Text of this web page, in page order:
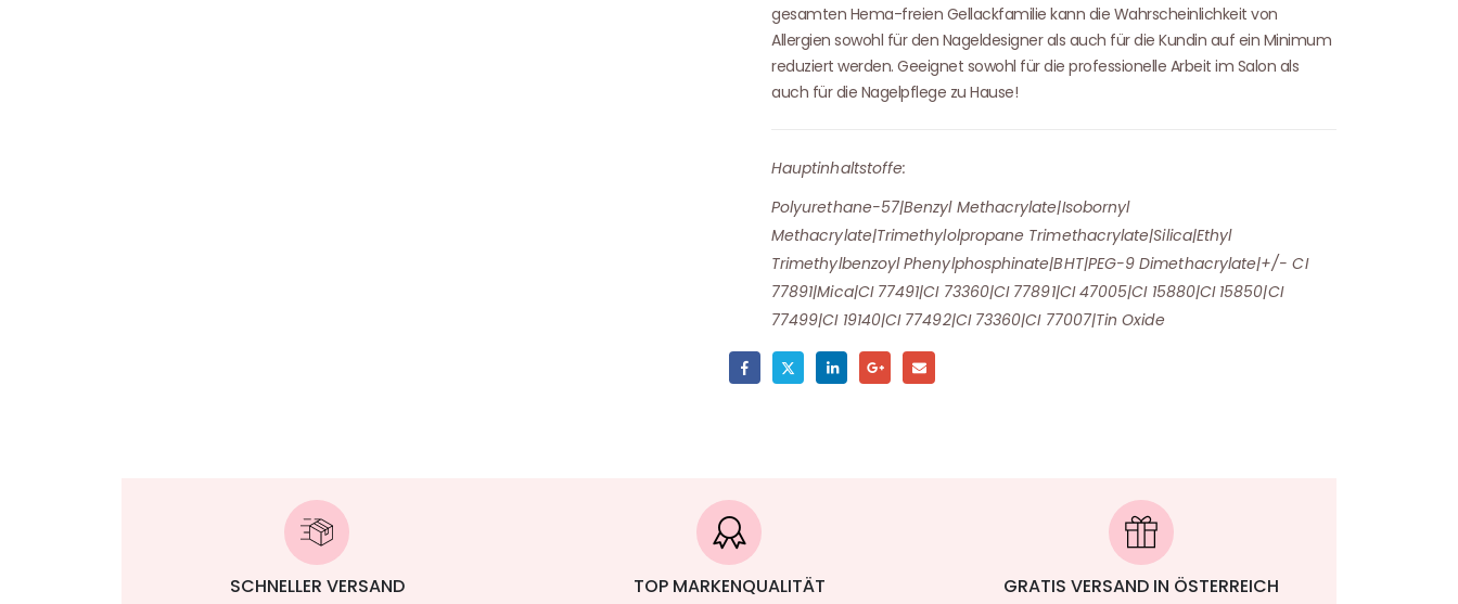
gesamten Hema-freien Gellackfamilie kann die Wahrscheinlichkeit von
Allergien sowohl für den Nageldesigner als auch für die Kundin auf ein Minimum
reduziert werden. Geeignet sowohl für die professionelle Arbeit im Salon als
auch für die Nagelpflege zu Hause!
Hauptinhaltstoffe:
Polyurethane-57|Benzyl Methacrylate|Isobornyl
Methacrylate|Trimethylolpropane Trimethacrylate|Silica|Ethyl
Trimethylbenzoyl Phenylphosphinate|BHT|PEG-9 Dimethacrylate|+/- CI
77891|Mica|CI 77491|CI 73360|CI 77891|CI 47005|CI 15880|CI 15850|CI
77499|CI 19140|CI 77492|CI 73360|CI 77007|Tin Oxide
SCHNELLER VERSAND TOP MARKENQUALITÄT GRATIS VERSAND IN ÖSTERREICH